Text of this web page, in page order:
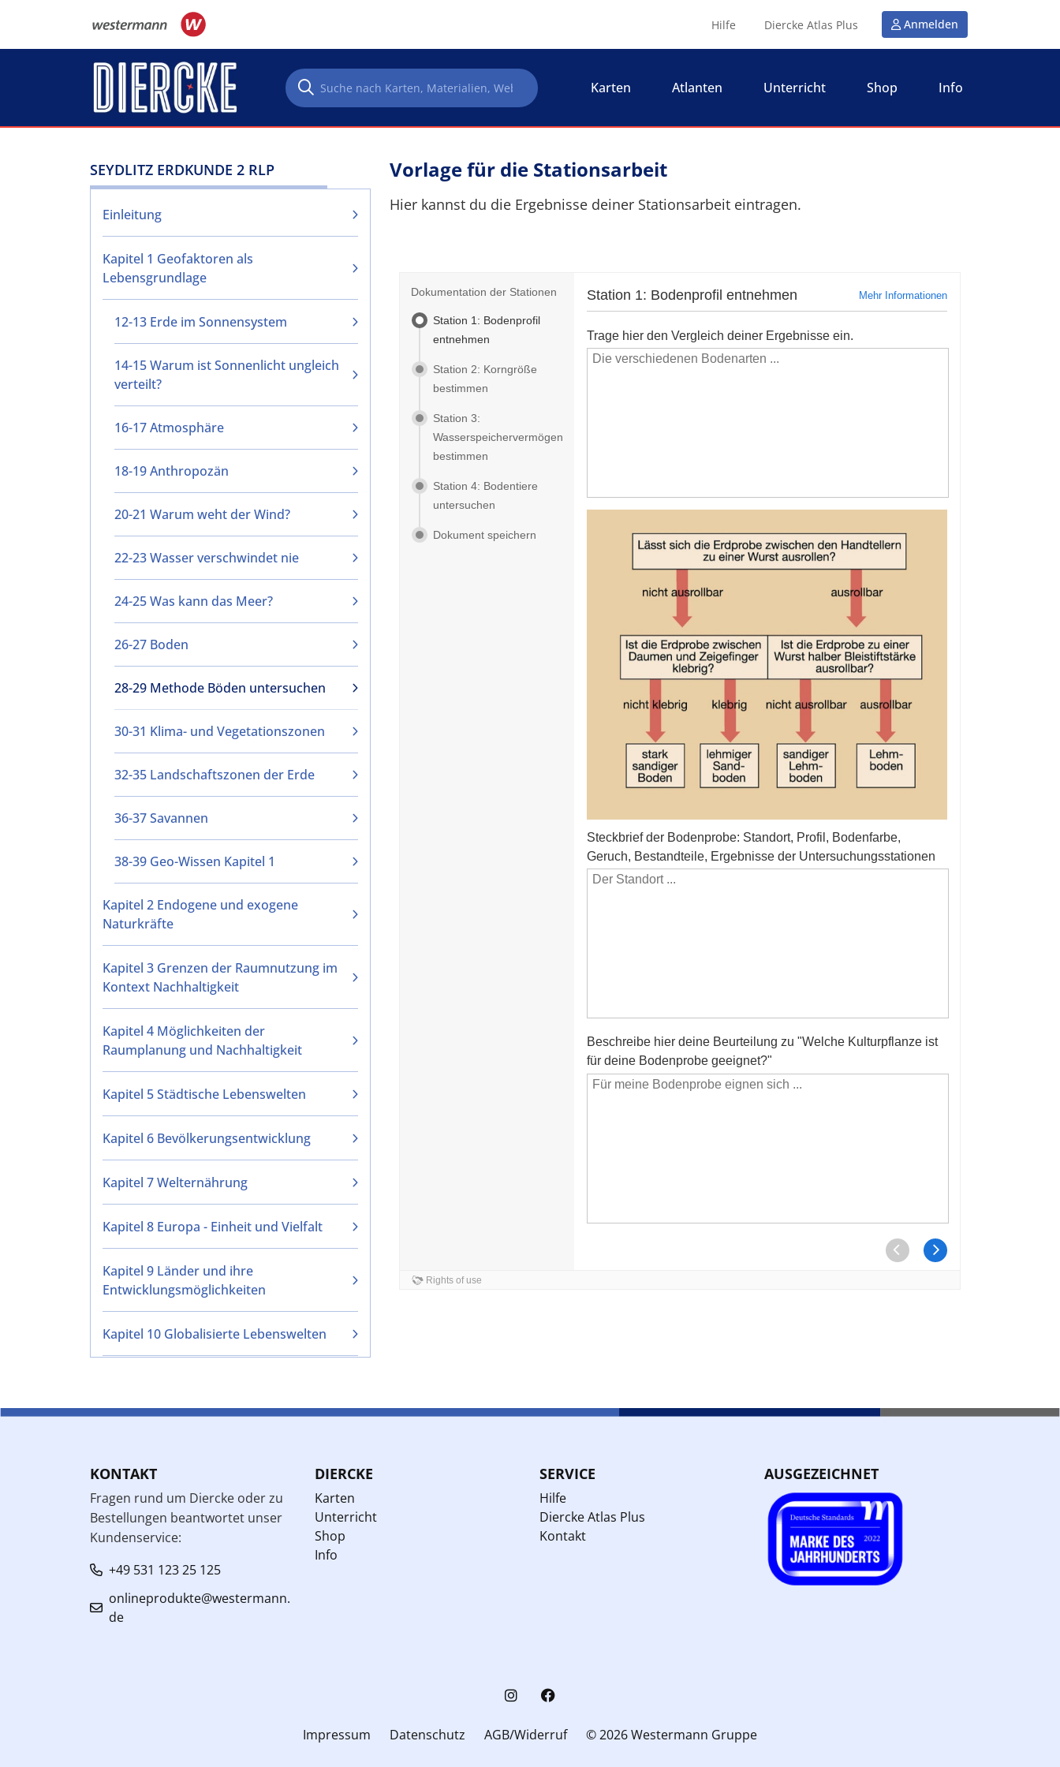
Hilfe Diercke Atlas Plus Anmelden
Karten Atlanten Unterricht Shop Info
SEYDLITZ ERDKUNDE 2 RLP
Einleitung
Kapitel 1 Geofaktoren als
Lebensgrundlage
12-13 Erde im Sonnensystem
14-15 Warum ist Sonnenlicht ungleich
verteilt?
16-17 Atmosphäre
18-19 Anthropozän
20-21 Warum weht der Wind?
22-23 Wasser verschwindet nie
24-25 Was kann das Meer?
26-27 Boden
28-29 Methode Böden untersuchen
30-31 Klima- und Vegetationszonen
32-35 Landschaftszonen der Erde
36-37 Savannen
38-39 Geo-Wissen Kapitel 1
Kapitel 2 Endogene und exogene
Naturkräfte
Kapitel 3 Grenzen der Raumnutzung im
Kontext Nachhaltigkeit
Kapitel 4 Möglichkeiten der
Raumplanung und Nachhaltigkeit
Kapitel 5 Städtische Lebenswelten
Kapitel 6 Bevölkerungsentwicklung
Kapitel 7 Welternährung
Kapitel 8 Europa - Einheit und Vielfalt
Kapitel 9 Länder und ihre
Entwicklungsmöglichkeiten
Kapitel 10 Globalisierte Lebenswelten
Vorlage für die Stationsarbeit
Hier kannst du die Ergebnisse deiner Stationsarbeit eintragen.
KONTAKT
Fragen rund um Diercke oder zu
Bestellungen beantwortet unser
Kundenservice:
+49 531 123 25 125
onlineprodukte@westermann.
de
DIERCKE
Karten
Unterricht
Shop
Info
SERVICE
Hilfe
Diercke Atlas Plus
Kontakt
AUSGEZEICHNET
Impressum Datenschutz AGB/Widerruf © 2026 Westermann Gruppe